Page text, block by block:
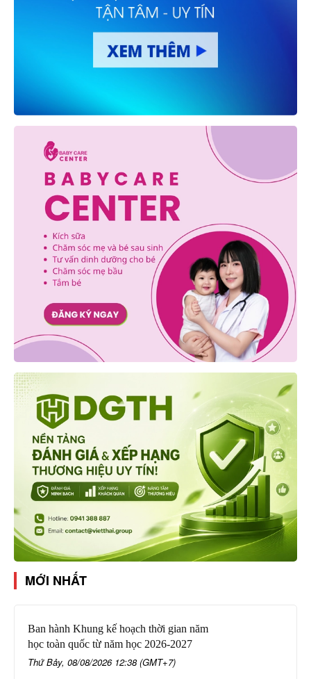
MỚI NHẤT
Ban hành Khung kế hoạch thời gian năm
học toàn quốc từ năm học 2026-2027
Thứ Bảy, 08/08/2026 12:38 (GMT+7)